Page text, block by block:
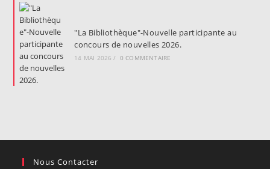
"La Bibliothèque"-Nouvelle participante au
concours de nouvelles 2026.
14 MAI 2026 / 0 COMMENTAIRE
Nous Contacter